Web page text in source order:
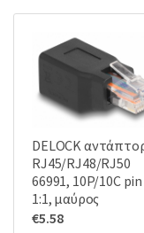
DELOCK
RJ45/RJ48/RJ50
66991, 10P/10C
1:1, μαύρος
€5.58